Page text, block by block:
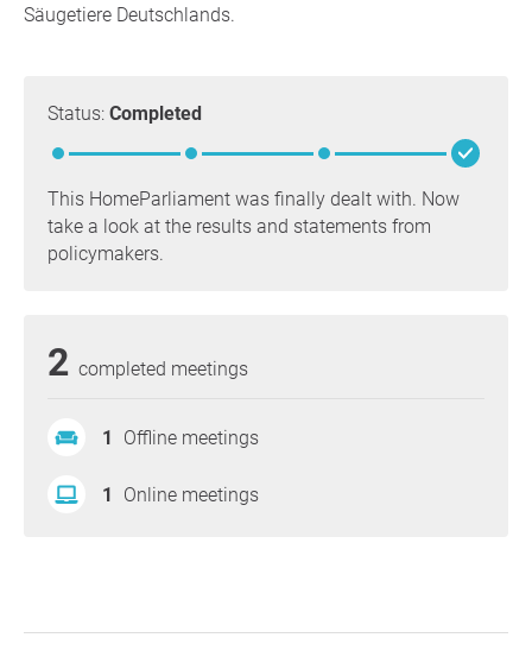
Säugetiere Deutschlands.
Status: Completed
This HomeParliament was finally dealt with. Now
take a look at the results and statements from
policymakers.
2 completed meetings
1 Offline meetings
1 Online meetings